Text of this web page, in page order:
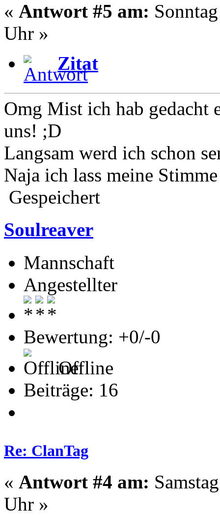
« Antwort #5 am:
Uhr »
Zitat
Omg Mist ich hab gedacht
uns! ;D
Langsam werd ich schon
Naja ich lass meine
Gespeichert
Soulreaver
Mannschaft
Angestellter
Bewertung: +0/-0
Offline
Beiträge: 16
Re: ClanTag
« Antwort #4 am:
Uhr »